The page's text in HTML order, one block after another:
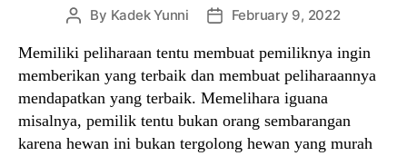
Post
By Kadek Yunni
PostFebruary 9, 2022
Memiliki peliharaan tentu membuat pemiliknya ingin
memberikan yang terbaik dan membuat peliharaannya
mendapatkan yang terbaik. Memelihara iguana
misalnya, pemilik tentu bukan orang sembarangan
karena hewan ini bukan tergolong hewan yang murah